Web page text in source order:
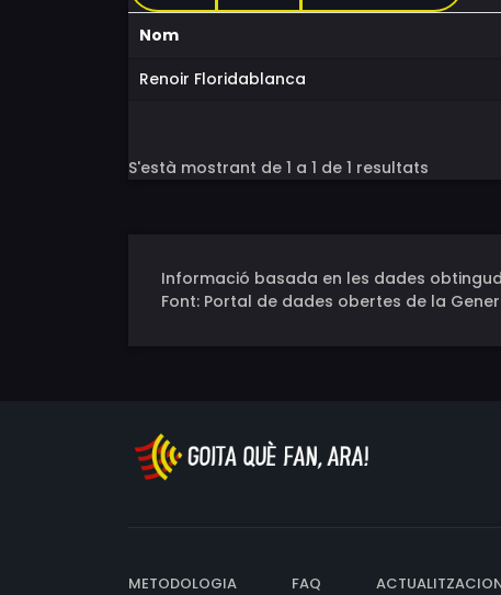
Nom
Renoir Floridablanca
S'està mostrant de 1 a 1 de 1 resultats
Informació basada en les dades
Font: Portal de dades obertes de la
METODOLOGIA FAQ